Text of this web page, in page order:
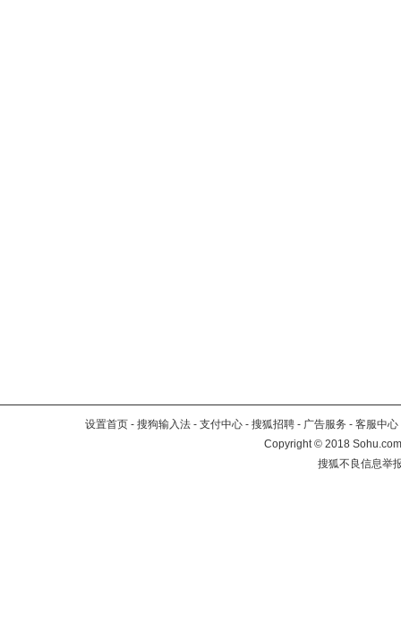
设置首页 - 搜狗输入法 - 支付中心 - 搜狐招聘 - 广告服务 - 客服中心
Copyright©2018
搜狐不良信息举